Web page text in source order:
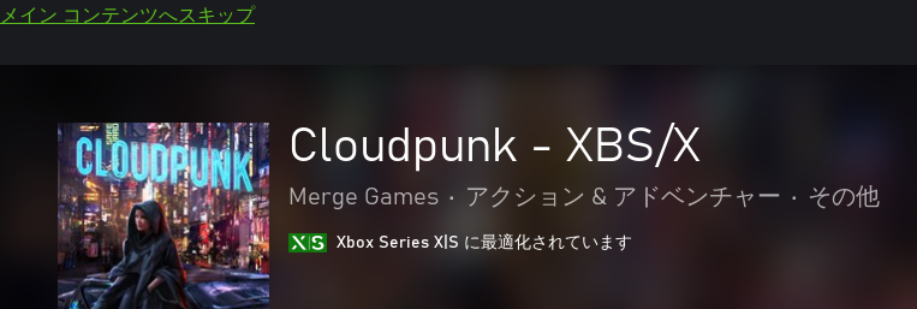
メイン コンテンツへスキップ
Cloudpunk - XBS/X
Merge Games • アクション & アドベンチャー • その他
Xbox Series X|S に最適化されています